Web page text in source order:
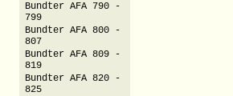
Bundter AFA 790 -
799
Bundter AFA 800 -
807
Bundter AFA 809 -
819
Bundter AFA 820 -
825